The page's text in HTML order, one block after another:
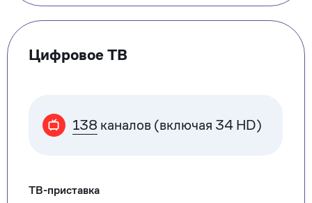
Цифровое ТВ
138 каналов (включая 34 HD)
ТВ-приставка